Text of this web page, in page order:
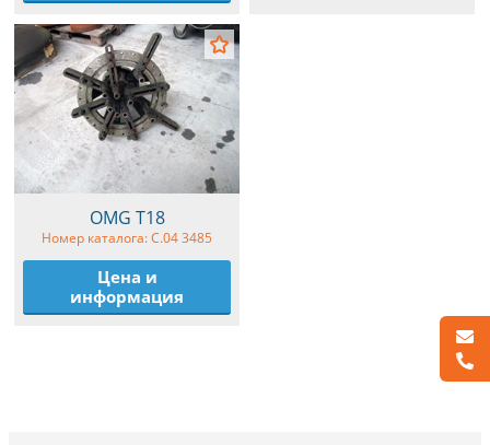
OMG T18
Номер каталога: C.04 3485
Цена и
информация